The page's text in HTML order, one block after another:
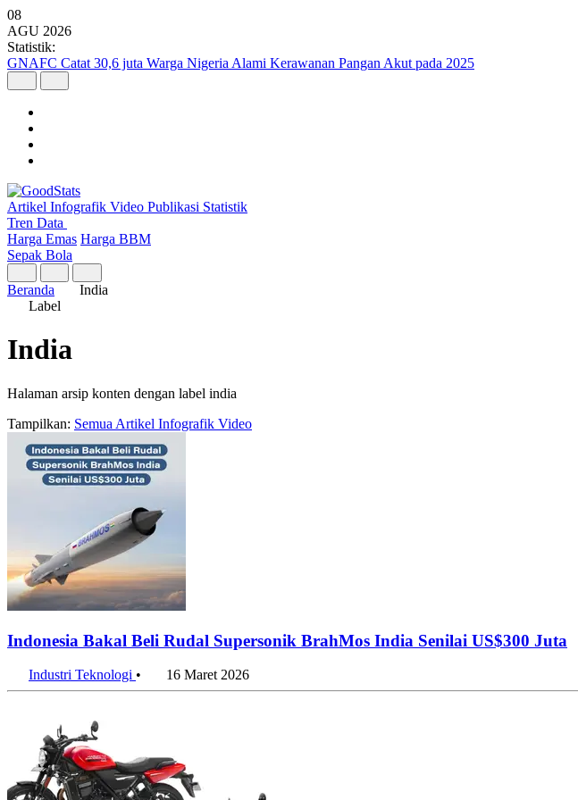
08
AGU 2026
Statistik:
GNAFC Catat 30,6 juta Warga Nigeria Alami Kerawanan Pangan Akut pada 2025
Artikel Infografik Video Publikasi Statistik
Tren Data
Harga Emas Harga BBM
Sepak Bola
Beranda
India
Label
India
Halaman arsip konten dengan label india
Tampilkan: Semua Artikel Infografik Video
Indonesia Bakal Beli Rudal Supersonik BrahMos India Senilai US$300 Juta
Industri Teknologi • 16 Maret 2026